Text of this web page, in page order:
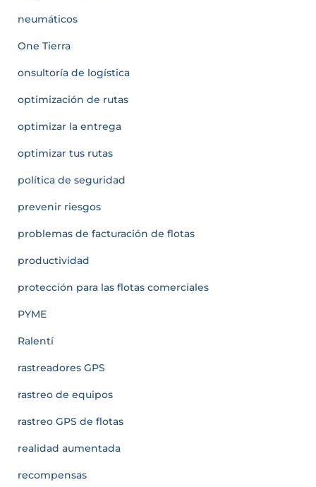
neumáticos
One Tierra
onsultoría de logística
optimización de rutas
optimizar la entrega
optimizar tus rutas
política de seguridad
prevenir riesgos
problemas de facturación de flotas
productividad
protección para las flotas comerciales
PYME
Ralentí
rastreadores GPS
rastreo de equipos
rastreo GPS de flotas
realidad aumentada
recompensas